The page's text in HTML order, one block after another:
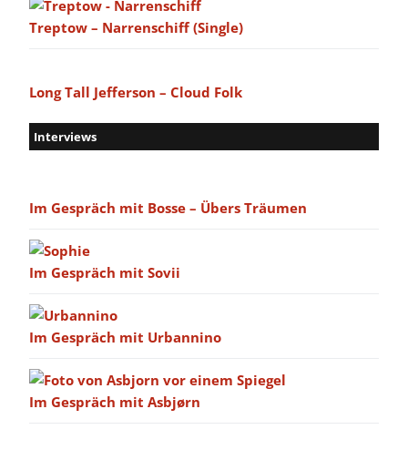
Treptow – Narrenschiff (Single)
Long Tall Jefferson – Cloud Folk
Interviews
Im Gespräch mit Bosse – Übers Träumen
Im Gespräch mit Sovii
Im Gespräch mit Urbannino
Im Gespräch mit Asbjørn